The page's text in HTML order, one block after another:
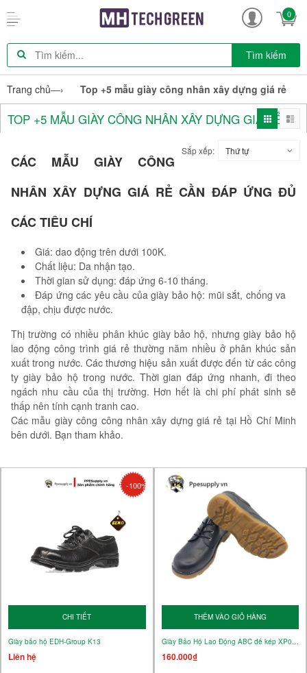
0
Tìm kiếm
Trang chủ—› Top +5 mẫu giày công nhân xây dựng giá rẻ
TOP +5 MẪU GIÀY CÔNG NHÂN XÂY DỰNG GIÁ RẺ
Sắp xếp: Thứ tự
CÁC MẪU GIÀY CÔNG
NHÂN XÂY DỰNG GIÁ RẺ CẦN ĐÁP ỨNG ĐỦ
CÁC TIÊU CHÍ
Giá: dao động trên dưới 100K.
Chất liệu: Da nhận tạo.
Thời gian sử dụng: đáp ứng 6-10 tháng.
Đáp ứng các yêu cầu của giày bảo hộ: mũi sắt, chống va
đập, chịu được nước.
Thị trường có nhiều phân khúc giày bảo hộ, nhưng giày bảo hộ
lao động công trình giá rẻ thường năm nhiều ở phân khúc sản
xuất trong nước. Các thương hiệu sản xuất được đến từ các công
ty giày bảo hộ trong nước. Thời gian đáp ứng nhanh, đi theo
ngách nhu cầu của thị trường. Hơn hết là chi phí phát sinh sẽ
thấp nên tính cạnh tranh cao.
Các mẫu giày công công nhân xây dựng giá rẻ tại Hồ Chí Minh
bên dưới. Bạn tham khảo.
-100%
CHI TIẾT
Giày bảo hộ EDH-Group K13
Liên hệ
THÊM VÀO GIỎ HÀNG
Giày Bảo Hộ Lao Động ABC đế kép XP08-01
160.000₫